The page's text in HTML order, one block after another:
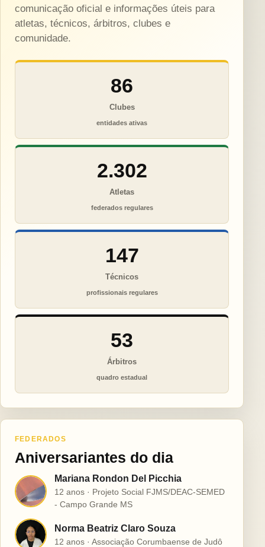
comunicação oficial e informações úteis para
atletas, técnicos, árbitros, clubes e
comunidade.
86
Clubes
entidades ativas
2.302
Atletas
federados regulares
147
Técnicos
profissionais regulares
53
Árbitros
quadro estadual
FEDERADOS
Aniversariantes do dia
M
Mariana Rondon Del Picchia
12 anos · Projeto Social FJMS/DEAC-SEMED
- Campo Grande MS
N Norma Beatriz Claro Souza
12 anos · Associação Corumbaense de Judô